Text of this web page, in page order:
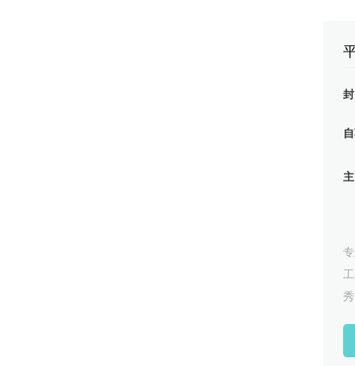
7、 负责创意海报、彩页、易拉宝
1、负责和产品进行对接，根据需
行更改，来为用户带来更好的用户
4、做出符合整体风格的icon、以及